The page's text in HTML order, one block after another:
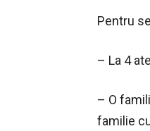
Pentru
– La 4
– O
familie